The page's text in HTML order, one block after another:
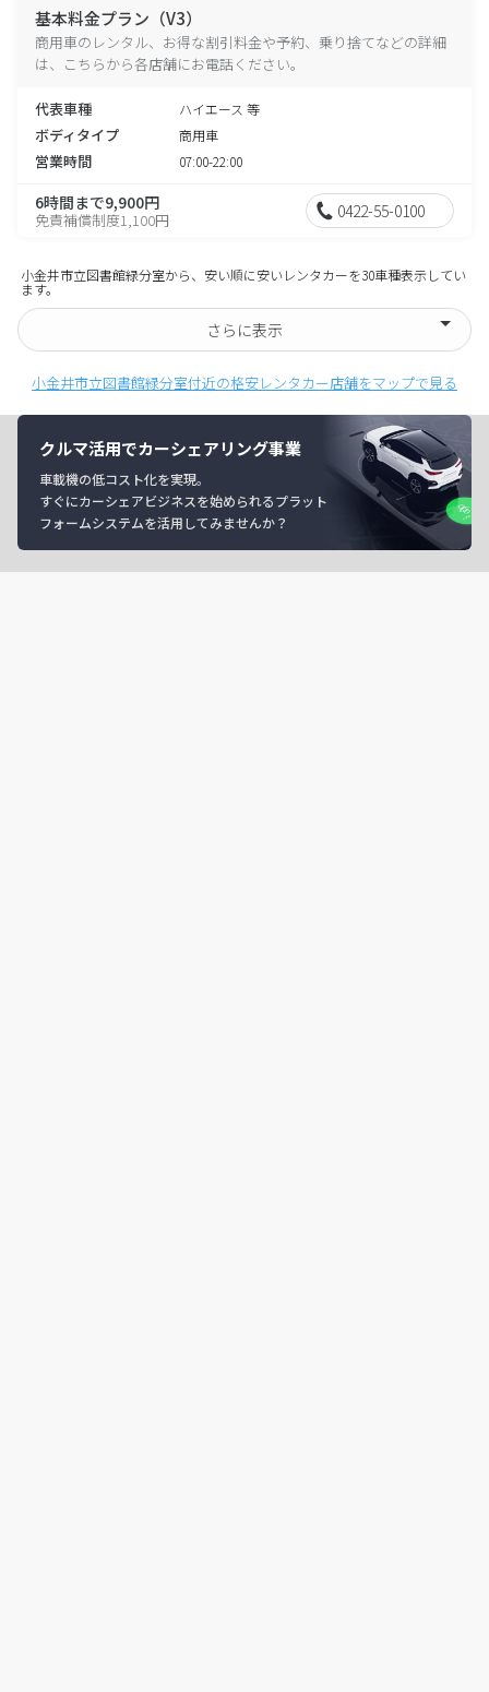
基本料金プラン（V3）
商用車のレンタル、お得な割引料金や予約、乗り捨てなどの詳細
は、こちらから各店舗にお電話ください。
代表車種 ハイエース 等
ボディタイプ 商用車
営業時間 07:00-22:00
6時間まで9,900円
免責補償制度1,100円 0422-55-0100
小金井市立図書館緑分室から、安い順に安いレンタカーを30車種表示してい
ます。
さらに表示
小金井市立図書館緑分室付近の格安レンタカー店舗をマップで見る
クルマ活用でカーシェアリング事業
車載機の低コスト化を実現。
すぐにカーシェアビジネスを始められるプラット
フォームシステムを活用してみませんか？